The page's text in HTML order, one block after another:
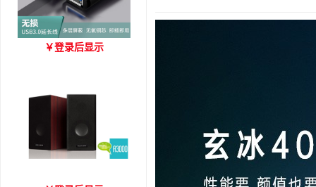
优越者Y-C479国标无氧铜
￥登录后显示